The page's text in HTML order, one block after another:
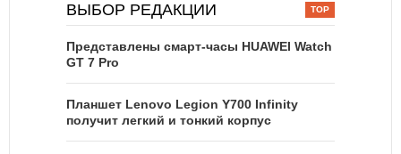
ВЫБОР РЕДАКЦИИ
Представлены смарт-часы HUAWEI Watch
GT 7 Pro
Планшет Lenovo Legion Y700 Infinity
получит легкий и тонкий корпус